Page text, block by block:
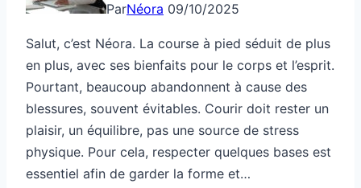
ParNéora 09/10/2025
Salut, c’est Néora. La course à pied séduit de plus
en plus, avec ses bienfaits pour le corps et l’esprit.
Pourtant, beaucoup abandonnent à cause des
blessures, souvent évitables. Courir doit rester un
plaisir, un équilibre, pas une source de stress
physique. Pour cela, respecter quelques bases est
essentiel afin de garder la forme et…